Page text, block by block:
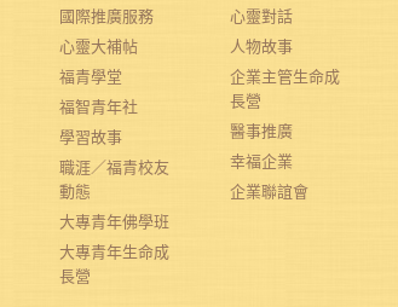
國際推廣服務
心靈大補帖
福青學堂
福智青年社
學習故事
職涯／福青校友
動態
大專青年佛學班
大專青年生命成
長營
心靈對話
人物故事
企業主管生命成
長營
醫事推廣
幸福企業
企業聯誼會